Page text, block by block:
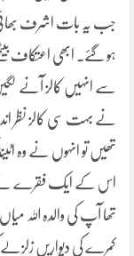
جب یہ بات اشرف بھائی
ہو گئے۔ ابھی اعتکاف
سے انہیں کالز آنے
نے بہت سی کالز نظر
تھیں تو انہوں نے وہ
اس کے ایک فقرے نے اس
تھا آپ کی والدہ اللہ
کمرے کی دیواریں زلزلے